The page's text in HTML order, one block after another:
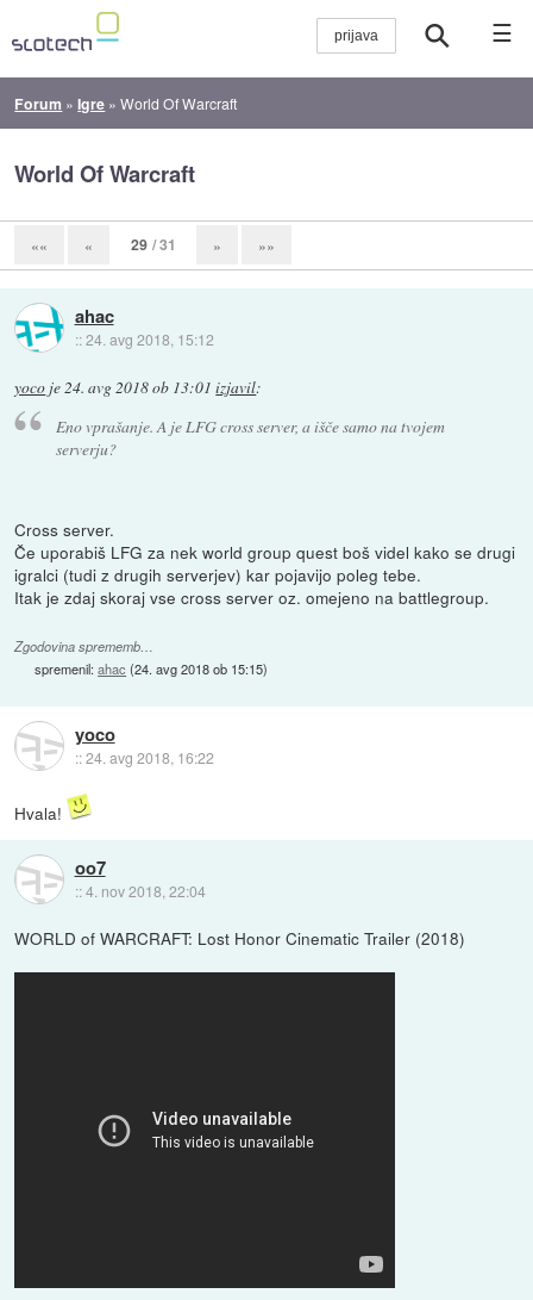
☰
Forum »Igre »World Of Warcraft
World Of Warcraft
«« « 29 / 31 » »»
ahac
::24. avg 2018, 15:12
yoco je24. avg 2018 ob 13:01 izjavil:
Eno vprašanje. A je LFG cross server, a išče samo na tvojem
serverju?
Cross server.
Če uporabiš LFG za nek world group quest boš videl kako se drugi
igralci (tudi z drugih serverjev) kar pojavijo poleg tebe.
Itak je zdaj skoraj vse cross server oz. omejeno na battlegroup.
Zgodovina sprememb…
spremenil:ahac (24. avg 2018 ob 15:15)
yoco
::24. avg 2018, 16:22
Hvala!
oo7
::4. nov 2018, 22:04
WORLD of WARCRAFT: Lost Honor Cinematic Trailer (2018)